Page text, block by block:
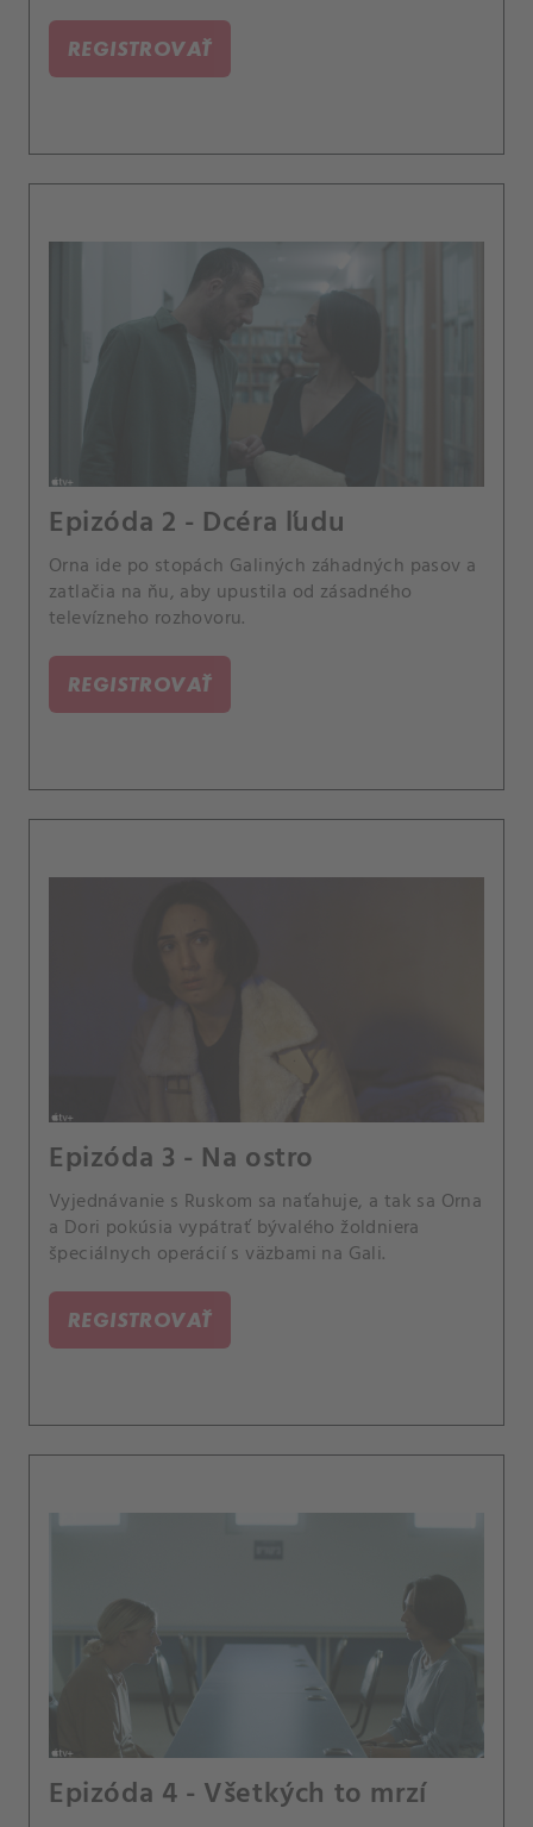
REGISTROVAŤ
Epizóda 2 - Dcéra ľudu
Orna ide po stopách Galiných záhadných pasov a
zatlačia na ňu, aby upustila od zásadného
televízneho rozhovoru.
REGISTROVAŤ
Epizóda 3 - Na ostro
Vyjednávanie s Ruskom sa naťahuje, a tak sa Orna
a Dori pokúsia vypátrať bývalého žoldniera
špeciálnych operácií s väzbami na Gali.
REGISTROVAŤ
Epizóda 4 - Všetkých to mrzí